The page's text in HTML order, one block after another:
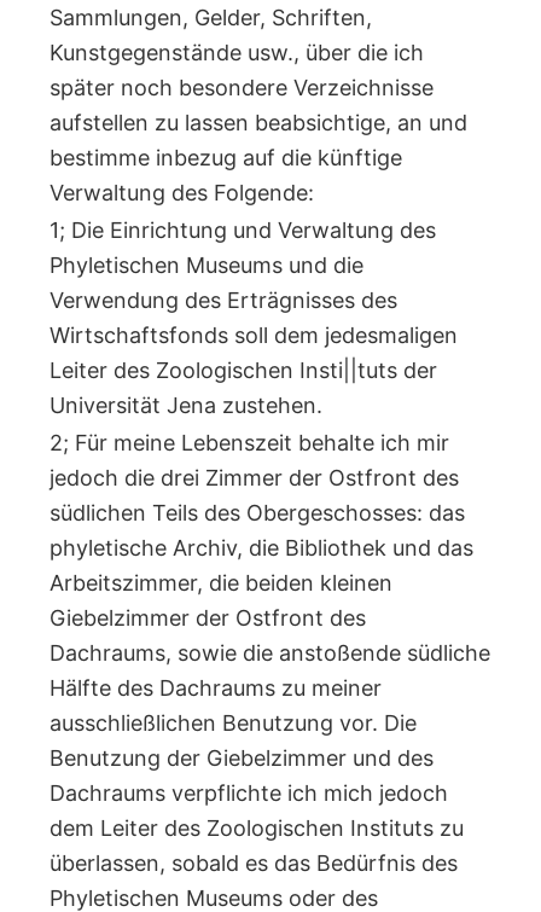
Sammlungen, Gelder, Schriften,
Kunstgegenstände usw., über die ich
später noch besondere Verzeichnisse
aufstellen zu lassen beabsichtige, an und
bestimme inbezug auf die künftige
Verwaltung des Folgende:
1; Die Einrichtung und Verwaltung des
Phyletischen Museums und die
Verwendung des Erträgnisses des
Wirtschaftsfonds soll dem jedesmaligen
Leiter des Zoologischen Insti||tuts der
Universität Jena zustehen.
2; Für meine Lebenszeit behalte ich mir
jedoch die drei Zimmer der Ostfront des
südlichen Teils des Obergeschosses: das
phyletische Archiv, die Bibliothek und das
Arbeitszimmer, die beiden kleinen
Giebelzimmer der Ostfront des
Dachraums, sowie die anstoßende südliche
Hälfte des Dachraums zu meiner
ausschließlichen Benutzung vor. Die
Benutzung der Giebelzimmer und des
Dachraums verpflichte ich mich jedoch
dem Leiter des Zoologischen Instituts zu
überlassen, sobald es das Bedürfnis des
Phyletischen Museums oder des